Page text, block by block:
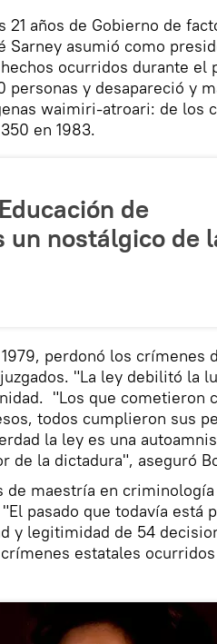
años de Gobierno de
Sarney asumió como
ocurridos durante el
y desapareció y
waimiri-atroari: de los
en 1983.
de
un nostálgico de
perdonó los crímenes
"La ley debilitó la
"Los que cometieron
todos cumplieron sus
la ley es una
de la dictadura", aseguró
maestría en criminología
pasado que todavía está
y legitimidad de 54
estatales